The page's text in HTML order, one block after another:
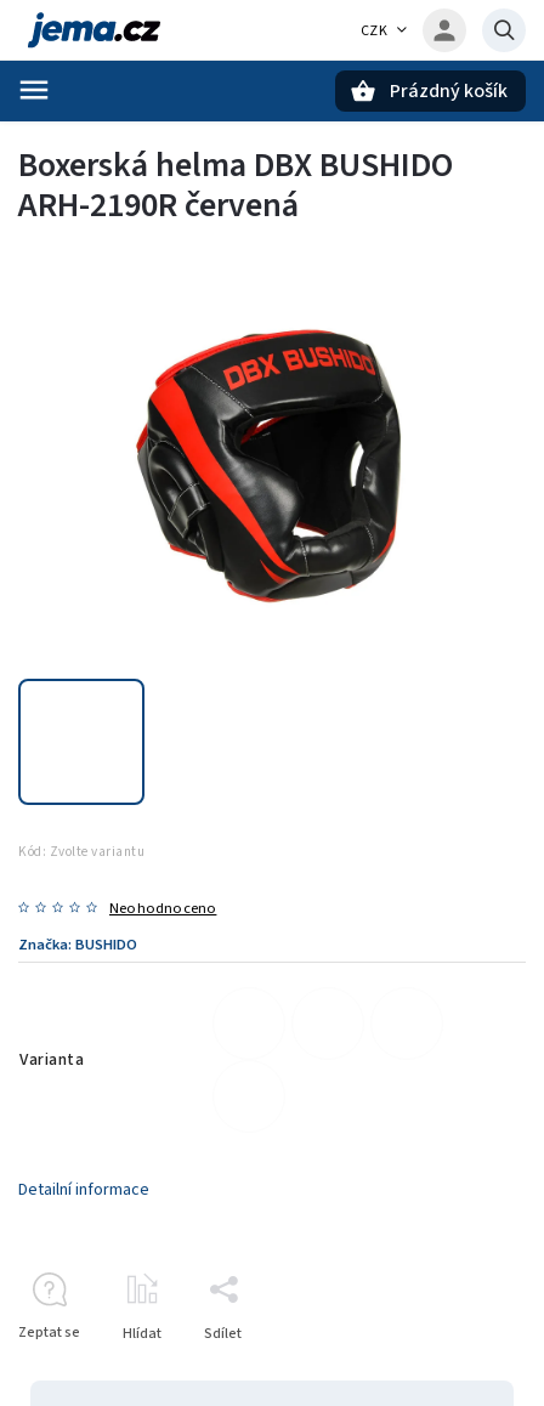
CZK
Prázdný košík
Boxerská helma DBX BUSHIDO
ARH-2190R červená
Kód: Zvolte variantu
Neohodnoceno
Značka: BUSHIDO
Varianta
Detailní informace
Zeptat se Hlídat Sdílet